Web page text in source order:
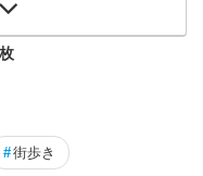
枚
#街歩き